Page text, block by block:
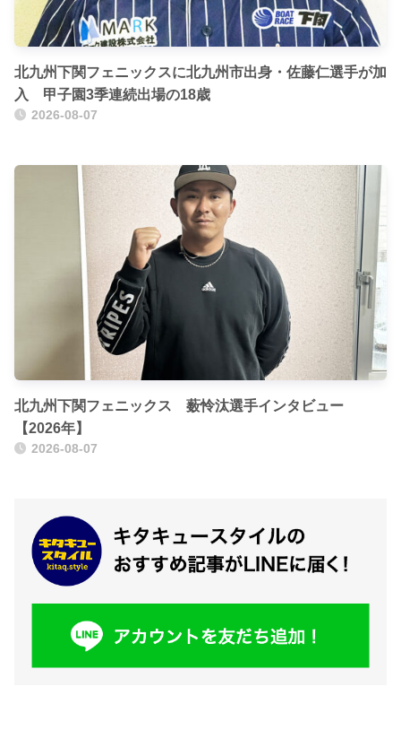
北九州下関フェニックスに北九州市出身・佐藤仁選手が加
入 甲子園3季連続出場の18歳
2026-08-07
北九州下関フェニックス 薮怜汰選手インタビュー
【2026年】
2026-08-07